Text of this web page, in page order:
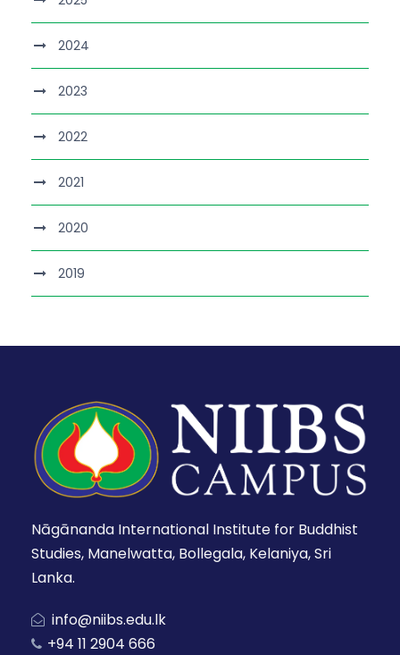
2024
2023
2022
2021
2020
2019
Nāgānanda International Institute for Buddhist
Studies, Manelwatta, Bollegala, Kelaniya, Sri
Lanka.
info@niibs.edu.lk
+94 11 2904 666